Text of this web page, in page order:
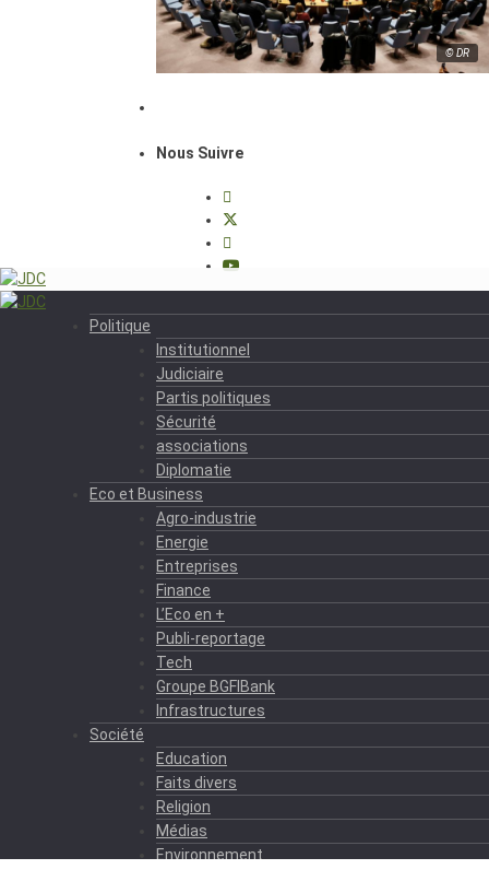
© DR
Nous Suivre
Politique
Institutionnel
Judiciaire
Partis politiques
Sécurité
associations
Diplomatie
Eco et Business
Agro-industrie
Energie
Entreprises
Finance
L’Eco en +
Publi-reportage
Tech
Groupe BGFIBank
Infrastructures
Société
Education
Faits divers
Religion
Médias
Environnement